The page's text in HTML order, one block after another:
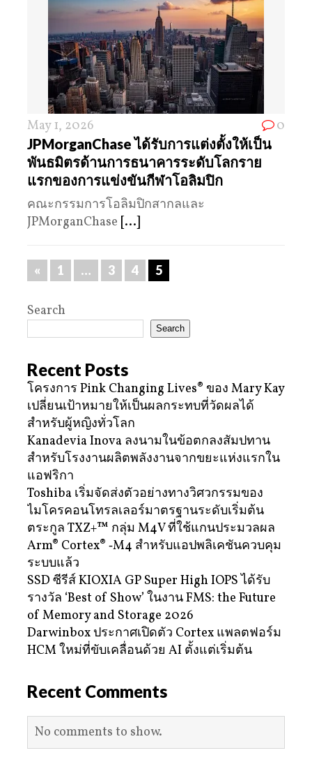
May 1, 2026 0
JPMorganChase ได้รับการแต่งตั้งให้เป็น
พันธมิตรด้านการธนาคารระดับโลกราย
แรกของการแข่งขันกีฬาโอลิมปิก
คณะกรรมการโอลิมปิกสากลและ
JPMorganChase [...]
« 1 … 3 4 5
Search
Search
Recent Posts
โครงการ Pink Changing Lives® ของ Mary Kay
เปลี่ยนเป้าหมายให้เป็นผลกระทบที่วัดผลได้
สำหรับผู้หญิงทั่วโลก
Kanadevia Inova ลงนามในข้อตกลงสัมปทาน
สำหรับโรงงานผลิตพลังงานจากขยะแห่งแรกใน
แอฟริกา
Toshiba เริ่มจัดส่งตัวอย่างทางวิศวกรรมของ
ไมโครคอนโทรลเลอร์มาตรฐานระดับเริ่มต้น
ตระกูล TXZ+™ กลุ่ม M4V ที่ใช้แกนประมวลผล
Arm® Cortex® ‑M4 สำหรับแอปพลิเคชันควบคุม
ระบบแล้ว
SSD ซีรีส์ KIOXIA GP Super High IOPS ได้รับ
รางวัล ‘Best of Show’ ในงาน FMS: the Future
of Memory and Storage 2026
Darwinbox ประกาศเปิดตัว Cortex แพลตฟอร์ม
HCM ใหม่ที่ขับเคลื่อนด้วย AI ตั้งแต่เริ่มต้น
Recent Comments
No comments to show.